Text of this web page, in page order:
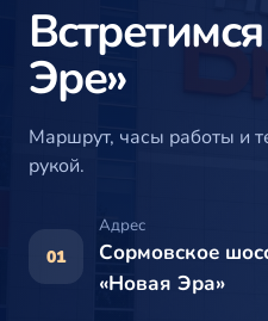
Эре»
Маршрут, часы работы и
рукой.
01
Адрес
Сормовское
«Новая Эра»